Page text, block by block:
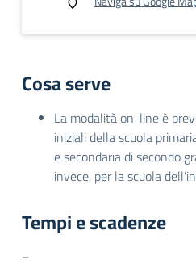
Cosa serve
La modalità on-line è
iniziali della scuola
e secondaria di secondo
invece, per la scuola
Tempi e scadenze
–